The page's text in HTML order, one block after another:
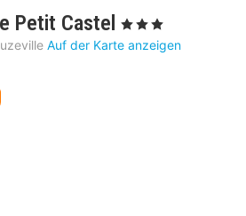
Petit Castel 1
Nacht
, 3 Sterne
Auf der Karte anzeigen